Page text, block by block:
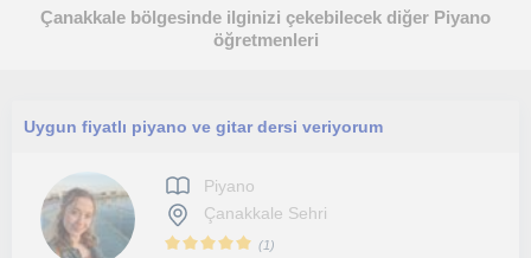
Çanakkale bölgesinde ilginizi çekebilecek diğer Piyano
öğretmenleri
Uygun fiyatlı piyano ve gitar dersi veriyorum
Piyano
Çanakkale Sehri
(1)